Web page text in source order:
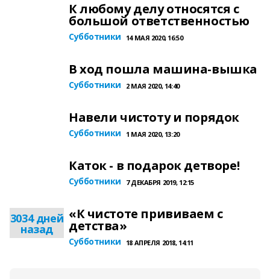
К любому делу относятся с
большой ответственностью
Субботники 14 МАЯ 2020, 16:50
В ход пошла машина-вышка
Субботники 2 МАЯ 2020, 14:40
Навели чистоту и порядок
Субботники 1 МАЯ 2020, 13:20
Каток - в подарок детворе!
Субботники 7 ДЕКАБРЯ 2019, 12:15
3034 дней
назад
«К чистоте прививаем с
детства»
Субботники 18 АПРЕЛЯ 2018, 14:11